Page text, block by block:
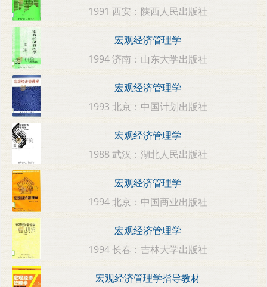
1991 西安：陕西人民出版社
宏观经济管理学
1994 济南：山东大学出版社
宏观经济管理学
1993 北京：中国计划出版社
宏观经济管理学
1988 武汉：湖北人民出版社
宏观经济管理学
1994 北京：中国商业出版社
宏观经济管理学
1994 长春：吉林大学出版社
宏观经济管理学指导教材